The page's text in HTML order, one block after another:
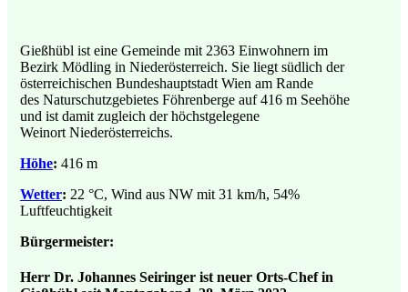
Gießhübl ist eine Gemeinde mit 2363 Einwohnern im
Bezirk Mödling in Niederösterreich. Sie liegt südlich der
österreichischen Bundeshauptstadt Wien am Rande
des Naturschutzgebietes Föhrenberge auf 416 m Seehöhe
und ist damit zugleich der höchstgelegene
Weinort Niederösterreichs.
Höhe: 416 m
Wetter: 22 °C, Wind aus NW mit 31 km/h, 54%
Luftfeuchtigkeit
Bürgermeister:
Herr Dr. Johannes Seiringer ist neuer Orts-Chef in